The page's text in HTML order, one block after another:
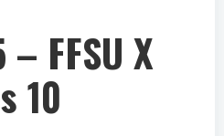
FFSU X
10